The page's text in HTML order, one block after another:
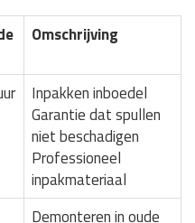
Omschrijving
Inpakken inboedel
Garantie dat spullen
niet beschadigen
Professioneel
inpakmateriaal
Demonteren in oude